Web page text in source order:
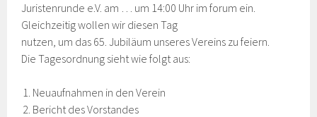
Juristenrunde e.V. am … um 14:00 Uhr im forum ein.
Gleichzeitig wollen wir diesen Tag
nutzen, um das 65. Jubiläum unseres Vereins zu feiern.
Die Tagesordnung sieht wie folgt aus:
Neuaufnahmen in den Verein
Bericht des Vorstandes